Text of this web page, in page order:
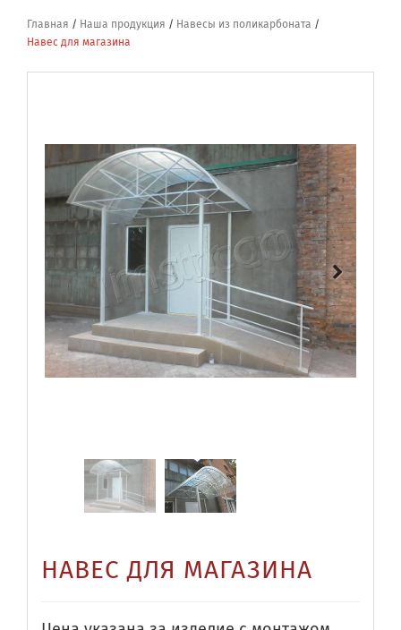
Главная / Наша продукция / Навесы из поликарбоната /
Навес для магазина
НАВЕС ДЛЯ МАГАЗИНА